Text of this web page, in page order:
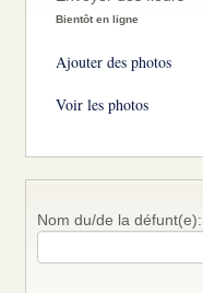
Bientôt en ligne
Ajouter des photos
Voir les photos
Nom du/de la défunt(e):